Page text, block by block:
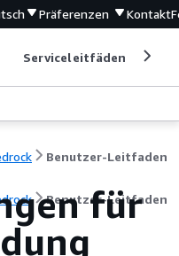
Präferenzen Kontakt
Serviceleitfäden
Benutzer-Leitfaden
Benutzer-Leitfaden
für